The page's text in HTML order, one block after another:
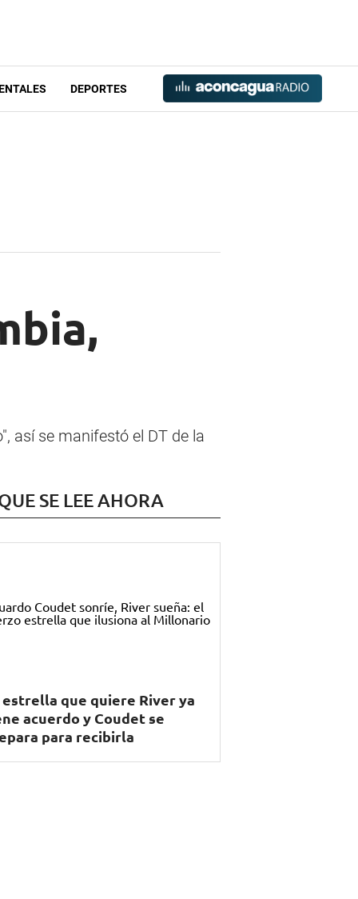
DEPORTES
así se manifestó el DT de la
SE LEE AHORA
estrella que quiere River ya
acuerdo y Coudet se
para recibirla